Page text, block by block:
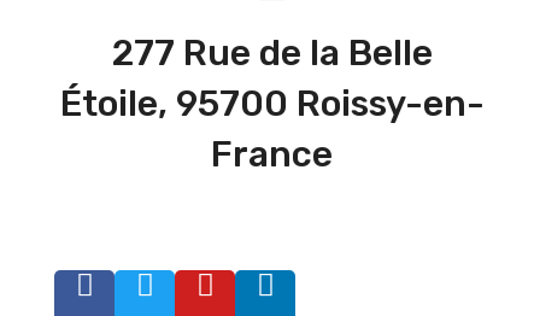
277 Rue de la Belle
Étoile, 95700 Roissy-en-
France